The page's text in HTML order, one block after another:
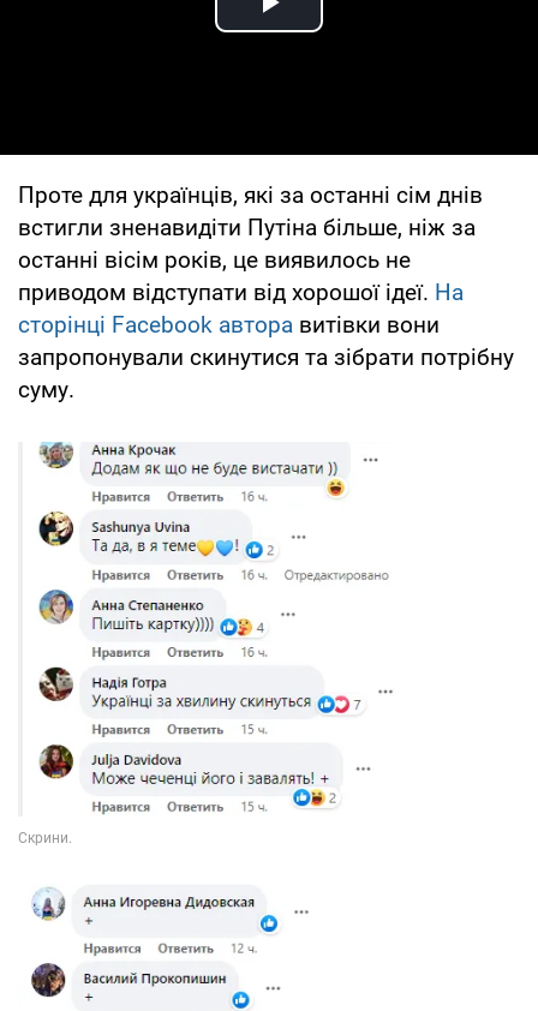
Play Video
Проте для українців, які за останні сім днів
встигли зненавидіти Путіна більше, ніж за
останні вісім років, це виявилось не
приводом відступати від хорошої ідеї. На
сторінці Facebook автора витівки вони
запропонували скинутися та зібрати потрібну
суму.